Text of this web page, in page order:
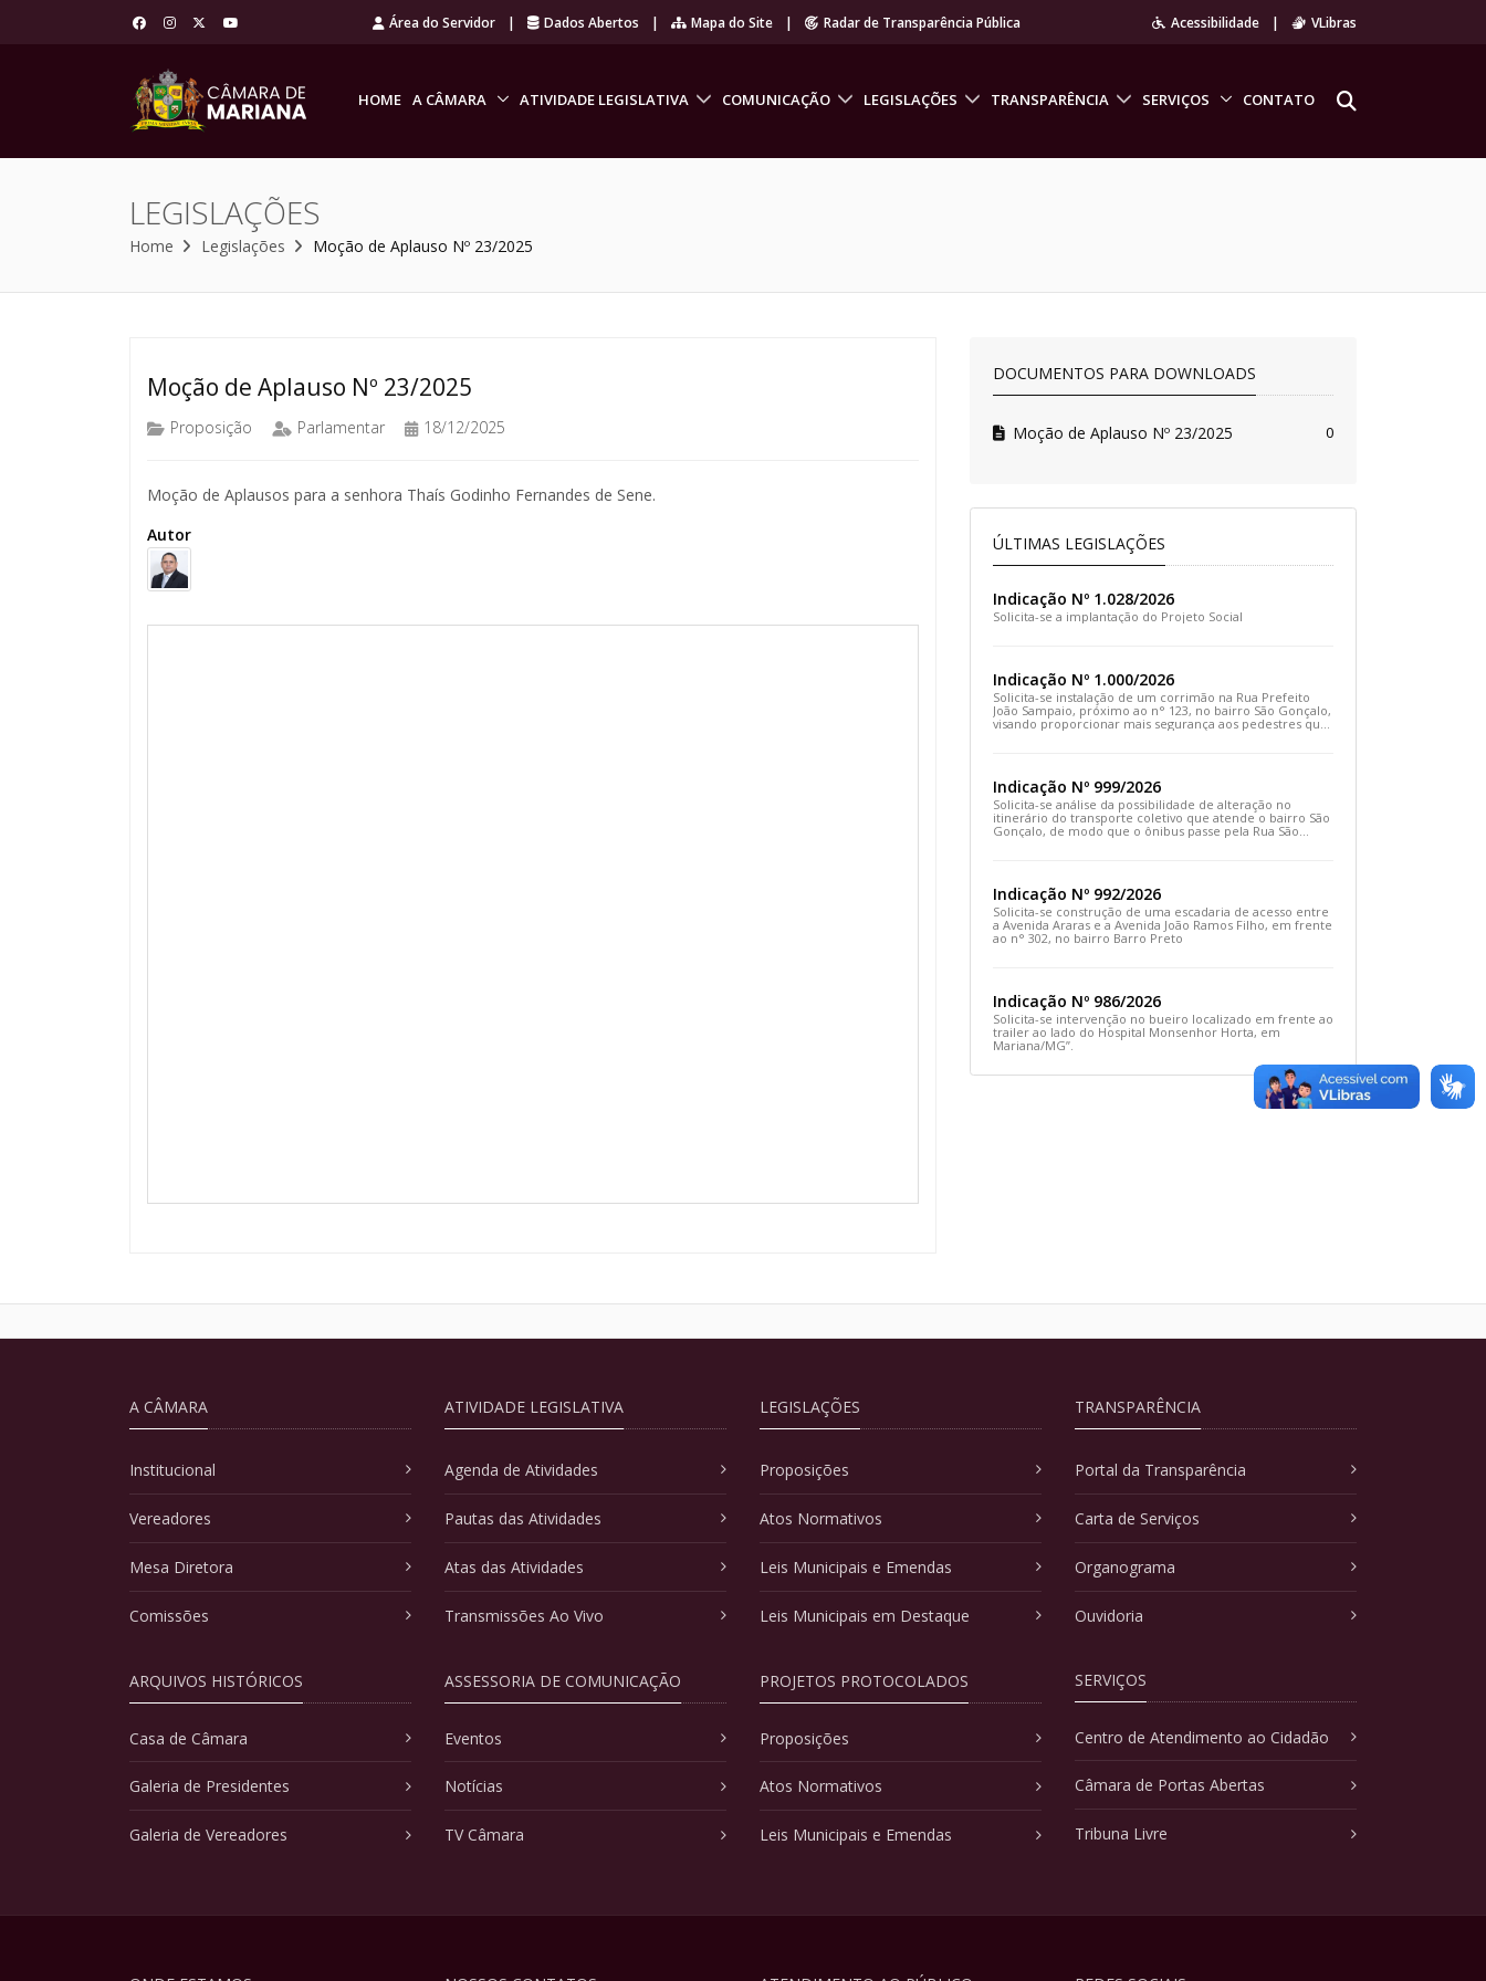
Área do Servidor | Dados Abertos | Mapa do Site | Radar de Transparência Pública Acessibilidade | VLibras
HOME A CÂMARA ATIVIDADE LEGISLATIVA COMUNICAÇÃO LEGISLAÇÕES TRANSPARÊNCIA SERVIÇOS CONTATO
LEGISLAÇÕES
Home Legislações Moção de Aplauso Nº 23/2025
Moção de Aplauso Nº 23/2025
Proposição Parlamentar 18/12/2025
Moção de Aplausos para a senhora Thaís Godinho Fernandes de Sene.
Autor
DOCUMENTOS PARA DOWNLOADS
Moção de Aplauso Nº 23/2025 0
ÚLTIMAS LEGISLAÇÕES
Indicação Nº 1.028/2026
Solicita-se a implantação do Projeto Social
Indicação Nº 1.000/2026
Solicita-se instalação de um corrimão na Rua Prefeito
João Sampaio, próximo ao n° 123, no bairro São Gonçalo,
visando proporcionar mais segurança aos pedestres que
Indicação Nº 999/2026
Solicita-se análise da possibilidade de alteração no
itinerário do transporte coletivo que atende o bairro São
Gonçalo, de modo que o ônibus passe pela Rua São
Indicação Nº 992/2026
Solicita-se construção de uma escadaria de acesso entre
a Avenida Araras e a Avenida João Ramos Filho, em frente
ao n° 302, no bairro Barro Preto
Indicação Nº 986/2026
Solicita-se intervenção no bueiro localizado em frente ao
trailer ao lado do Hospital Monsenhor Horta, em
Mariana/MG”.
A CÂMARA
Institucional
Vereadores
Mesa Diretora
Comissões
ARQUIVOS HISTÓRICOS
Casa de Câmara
Galeria de Presidentes
Galeria de Vereadores
ATIVIDADE LEGISLATIVA
Agenda de Atividades
Pautas das Atividades
Atas das Atividades
Transmissões Ao Vivo
ASSESSORIA DE COMUNICAÇÃO
Eventos
Notícias
TV Câmara
LEGISLAÇÕES
Proposições
Atos Normativos
Leis Municipais e Emendas
Leis Municipais em Destaque
PROJETOS PROTOCOLADOS
Proposições
Atos Normativos
Leis Municipais e Emendas
TRANSPARÊNCIA
Portal da Transparência
Carta de Serviços
Organograma
Ouvidoria
SERVIÇOS
Centro de Atendimento ao Cidadão
Câmara de Portas Abertas
Tribuna Livre